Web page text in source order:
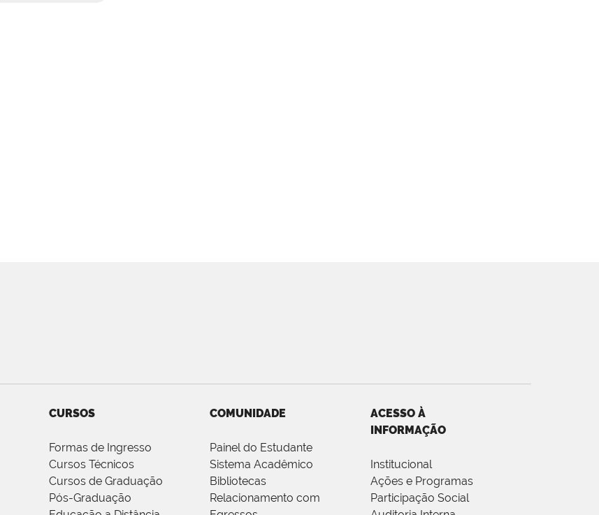
CURSOS
Formas de Ingresso
Cursos Técnicos
Cursos de Graduação
Pós-Graduação
COMUNIDADE
Painel do Estudante
Sistema Acadêmico
Bibliotecas
Relacionamento com
ACESSO À
INFORMAÇÃO
Institucional
Ações e Programas
Participação Social